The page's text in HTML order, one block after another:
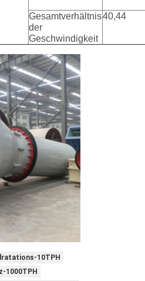
Gesamtverhältnis
der
Geschwindigkeit
40,44
10TPH
1000TPH